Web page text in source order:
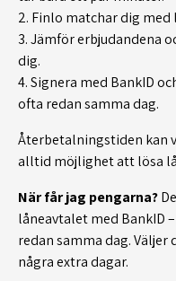
2. Finlo matchar dig
3. Jämför erbjudandena
dig.
4. Signera med BankID
ofta redan samma dag.
Återbetalningstiden kan
alltid möjlighet att lösa
När får jag pengarna?
låneavtalet med BankID
redan samma dag. Väljer
några extra dagar.